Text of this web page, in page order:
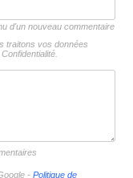
d'un nouveau commentaire
traitons vos données
- Politique de